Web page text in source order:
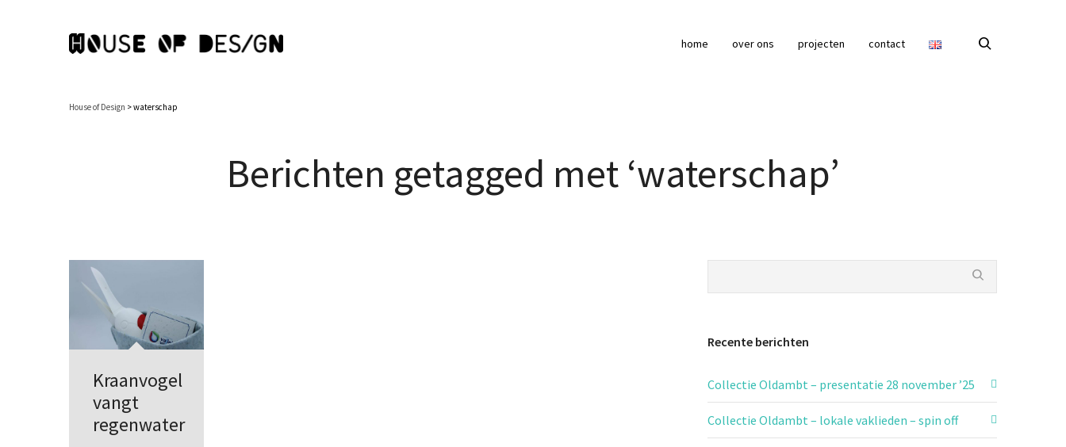
home over ons projecten contact
House of Design >waterschap
Berichten getagged met ‘waterschap’
Kraanvogel
vangt
regenwater
Recente berichten
Collectie Oldambt – presentatie 28 november ’25
Collectie Oldambt – lokale vaklieden – spin off